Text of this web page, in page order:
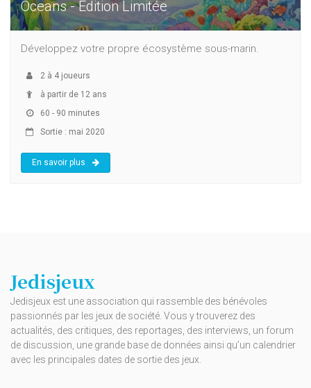
Oceans - Edition Limitée
Développez votre propre écosystème sous-marin.
2 à 4 joueurs
à partir de 12 ans
60 - 90 minutes
Sortie : mai 2020
En savoir plus
Jedisjeux
Jedisjeux est une association qui rassemble des bénévoles
passionnés par les jeux de société. Vous y trouverez des
actualités, des critiques, des reportages, des interviews, un forum
de discussion, une grande base de données ainsi qu’un calendrier
avec les principales dates de sortie des jeux.